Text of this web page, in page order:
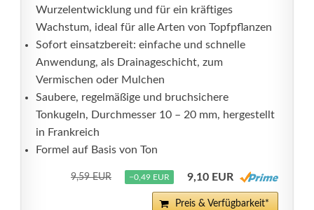
Wurzelentwicklung und für ein kräftiges
Wachstum, ideal für alle Arten von Topfpflanzen
Sofort einsatzbereit: einfache und schnelle
Anwendung, als Drainageschicht, zum
Vermischen oder Mulchen
Saubere, regelmäßige und bruchsichere
Tonkugeln, Durchmesser 10 – 20 mm, hergestellt
in Frankreich
Formel auf Basis von Ton
9,59 EUR −0,49 EUR 9,10 EUR
Preis & Verfügbarkeit*